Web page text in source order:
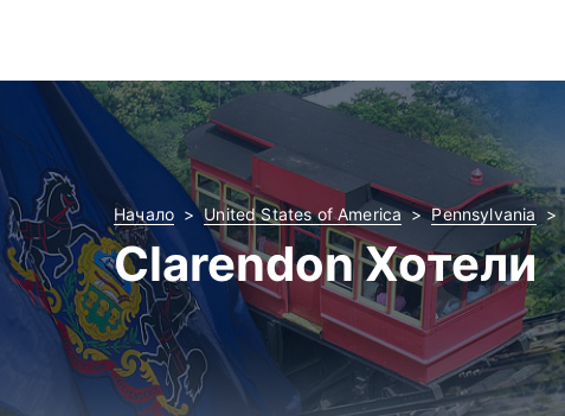
Начало United States of America Pennsylvania
Clarendon Хотели